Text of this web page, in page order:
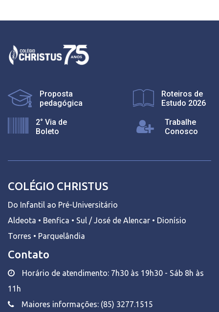
Proposta
pedagógica
Roteiros de
Estudo 2026
2° Via de
Boleto
Trabalhe
Conosco
COLÉGIO CHRISTUS
Do Infantil ao Pré-Universitário
Aldeota • Benfica • Sul / José de Alencar • Dionísio
Torres • Parquelândia
Contato
Horário de atendimento: 7h30 às 19h30 - Sáb 8h às
11h
Maiores informações: (85) 3277.1515